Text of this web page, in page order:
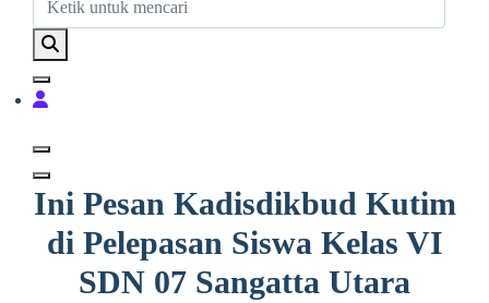
Ini Pesan Kadisdikbud Kutim
di Pelepasan Siswa Kelas VI
SDN 07 Sangatta Utara